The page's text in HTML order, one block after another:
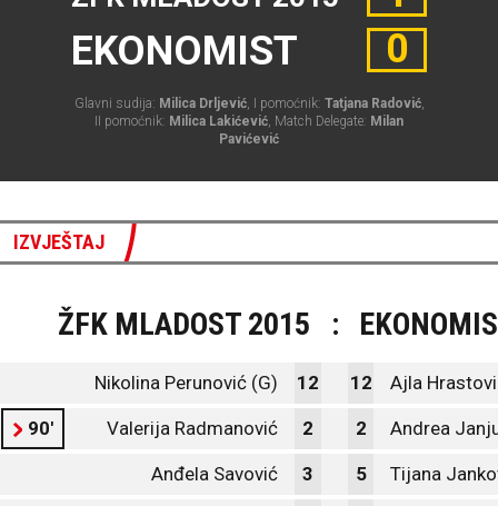
EKONOMIST
0
Glavni sudija: Milica Drljević, I pomoćnik: Tatjana Radović,
II pomoćnik: Milica Lakićević, Match Delegate: Milan
Pavićević
IZVJEŠTAJ
ŽFK MLADOST 2015 :
Nikolina Perunović (G) 12 12 Ajla
90' Valerija Radmanović 2 2 Andrea
Anđela Savović 3 5 Tijana